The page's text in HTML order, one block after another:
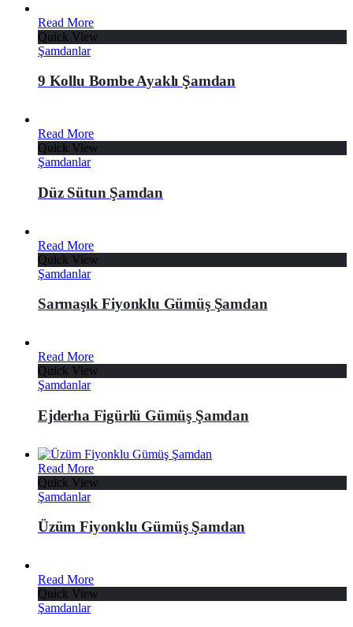
Read More
Quick View
Şamdanlar
9 Kollu Bombe Ayaklı Şamdan
Read More
Quick View
Şamdanlar
Düz Sütun Şamdan
Read More
Quick View
Şamdanlar
Sarmaşık Fiyonklu Gümüş Şamdan
Read More
Quick View
Şamdanlar
Ejderha Figürlü Gümüş Şamdan
Read More
Quick View
Şamdanlar
Üzüm Fiyonklu Gümüş Şamdan
Read More
Quick View
Şamdanlar